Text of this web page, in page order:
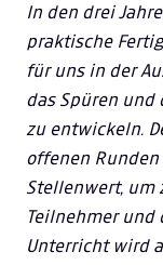
In den drei
praktische
für uns in der
das Spüren und
zu entwickeln.
offenen
Stellenwert, um
Teilnehmer und
Unterricht wird